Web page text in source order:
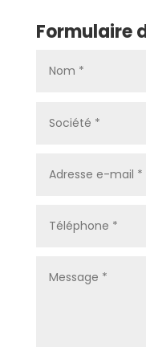
Formulaire